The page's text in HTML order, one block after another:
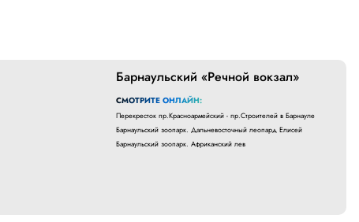
Барнаульский «Речной вокзал»
СМОТРИТЕ ОНЛАЙН:
Перекресток пр.Красноармейский - пр.Строителей в Барнауле
Барнаульский зоопарк. Дальневосточный леопард Елисей
Барнаульский зоопарк. Африканский лев